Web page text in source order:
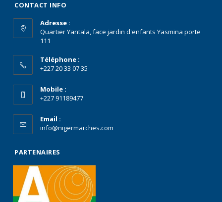
CONTACT INFO
Adresse :
Quartier Yantala, face jardin d'enfants Yasmina porte
111
Téléphone :
+227 20 33 07 35
Mobile :
+227 91189477
Email :
info@nigermarches.com
PARTENAIRES